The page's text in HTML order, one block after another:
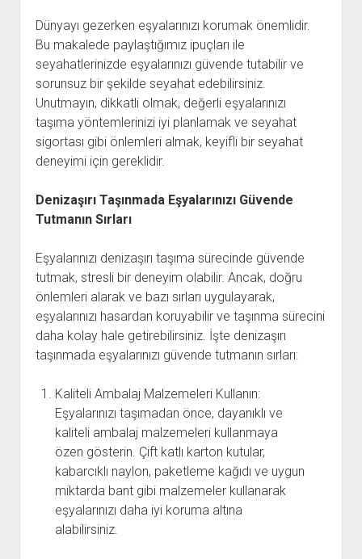
Dünyayı gezerken eşyalarınızı korumak önemlidir.
Bu makalede paylaştığımız ipuçları ile
seyahatlerinizde eşyalarınızı güvende tutabilir ve
sorunsuz bir şekilde seyahat edebilirsiniz.
Unutmayın, dikkatli olmak, değerli eşyalarınızı
taşıma yöntemlerinizi iyi planlamak ve seyahat
sigortası gibi önlemleri almak, keyifli bir seyahat
deneyimi için gereklidir.
Denizaşırı Taşınmada Eşyalarınızı Güvende
Tutmanın Sırları
Eşyalarınızı denizaşırı taşıma sürecinde güvende
tutmak, stresli bir deneyim olabilir. Ancak, doğru
önlemleri alarak ve bazı sırları uygulayarak,
eşyalarınızı hasardan koruyabilir ve taşınma sürecini
daha kolay hale getirebilirsiniz. İşte denizaşırı
taşınmada eşyalarınızı güvende tutmanın sırları:
Kaliteli Ambalaj Malzemeleri Kullanın:
Eşyalarınızı taşımadan önce, dayanıklı ve
kaliteli ambalaj malzemeleri kullanmaya
özen gösterin. Çift katlı karton kutular,
kabarcıklı naylon, paketleme kağıdı ve uygun
miktarda bant gibi malzemeler kullanarak
eşyalarınızı daha iyi koruma altına
alabilirsiniz.